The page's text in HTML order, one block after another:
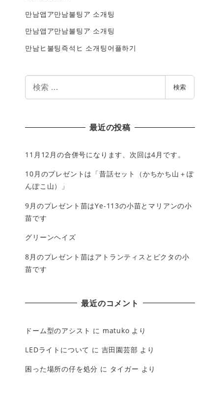
만남앱ア만남불팅ア 소개팅
만남앱ア만남불팅ア 소개팅
만남ヒ불팅즉석ヒ 소개팅어플하기
検索
最近の投稿
11月12月の合併号になります、次回は4月です。
10月のプレゼントは「昔話セット（かちかち山＋ぽ
んぽこ山）」
9月のプレゼント苗はYe-113の小苗とマリアンの小
苗です
グリーンヘイズ
8月のプレゼント苗はアトランティスとピクタの小
苗です
最近のコメント
ドーム型のアシスト に matuko より
LEDライトについて に 吉田園芸部 より
困った場所の仔を処分 に タイガー より